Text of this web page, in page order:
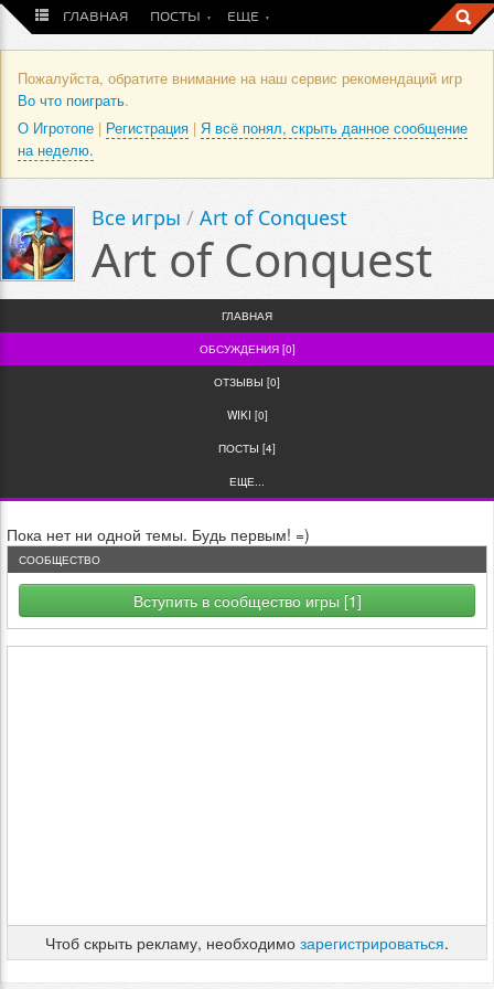
ГЛАВНАЯ ПОСТЫ ЕЩЕ
Пожалуйста, обратите внимание на наш сервис рекомендаций игр
Во что поиграть.
О Игротопе | Регистрация | Я всё понял, скрыть данное сообщение
на неделю.
Все игры / Art of Conquest
Art of Conquest
ГЛАВНАЯ
ОБСУЖДЕНИЯ [0]
ОТЗЫВЫ [0]
WIKI [0]
ПОСТЫ [4]
ЕЩЕ...
Пока нет ни одной темы. Будь первым! =)
СООБЩЕСТВО
Вступить в сообщество игры [1]
Чтоб скрыть рекламу, необходимо зарегистрироваться.